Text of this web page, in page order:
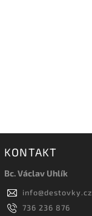
KONTAKT
Bc. Václav Uhlík
info@destovky.cz
736 236 876